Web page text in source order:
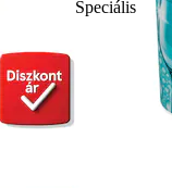
Speciális